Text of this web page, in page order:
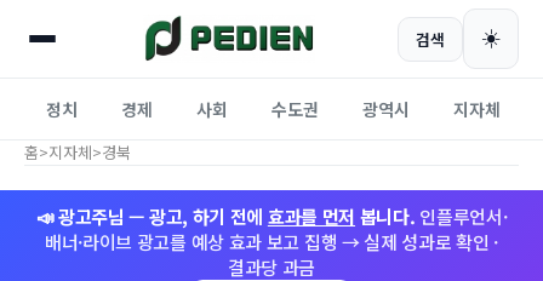
검색 ☀️
정치 경제 사회 수도권 광역시 지자체
홈>지자체>경북
📣 광고주님 — 광고, 하기 전에 효과를 먼저 봅니다. 인플루언서·
배너·라이브 광고를 예상 효과 보고 집행 → 실제 성과로 확인 ·
결과당 과금